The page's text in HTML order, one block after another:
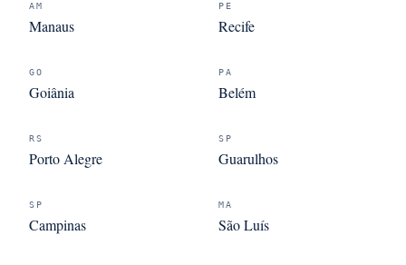
AM
Manaus
PE
Recife
GO
Goiânia
PA
Belém
RS
Porto Alegre
SP
Guarulhos
SP
Campinas
MA
São Luís